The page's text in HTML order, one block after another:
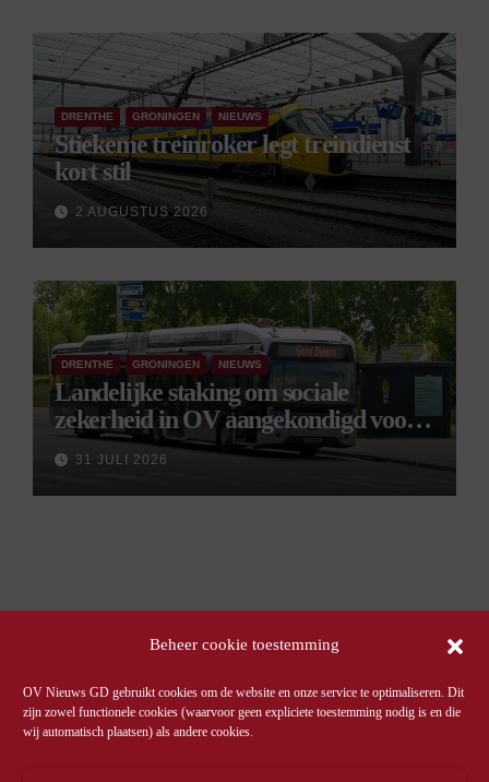
Beheer cookie toestemming
OV Nieuws GD gebruikt cookies om de website en onze service te optimaliseren. Dit
zijn zowel functionele cookies (waarvoor geen expliciete toestemming nodig is en die
wij automatisch plaatsen) als andere cookies.
DRENTHE GRONINGEN NIEUWS
Stiekeme treinroker legt treindienst
kort stil
2 AUGUSTUS 2026
DRENTHE GRONINGEN NIEUWS
Landelijke staking om sociale
zekerheid in OV aangekondigd voor 9
september
31 JULI 2026